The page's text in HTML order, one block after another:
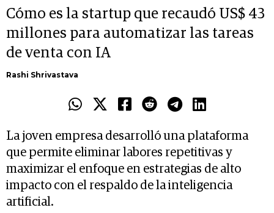
Cómo es la startup que recaudó US$ 43
millones para automatizar las tareas
de venta con IA
Rashi Shrivastava
La joven empresa desarrolló una plataforma
que permite eliminar labores repetitivas y
maximizar el enfoque en estrategias de alto
impacto con el respaldo de la inteligencia
artificial.